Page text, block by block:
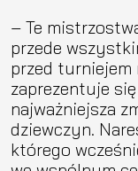
– Te
przede
przed turniejem
zaprezentuje
najważniejsza
dziewczyn.
którego